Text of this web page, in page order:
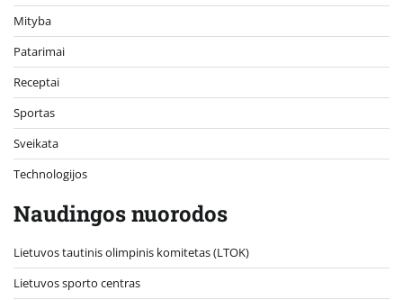
Mityba
Patarimai
Receptai
Sportas
Sveikata
Technologijos
Naudingos nuorodos
Lietuvos tautinis olimpinis komitetas (LTOK)
Lietuvos sporto centras